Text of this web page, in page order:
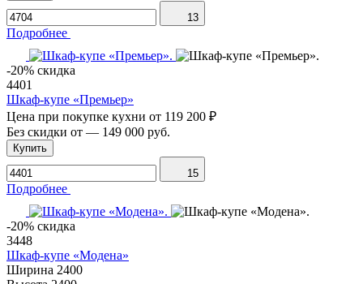
13
Подробнее
-20% скидка
4401
Шкаф-купе «Премьер»
Цена при покупке кухни от 119 200 ₽
Без скидки от — 149 000 руб.
Купить
15
Подробнее
-20% скидка
3448
Шкаф-купе «Модена»
Ширина 2400